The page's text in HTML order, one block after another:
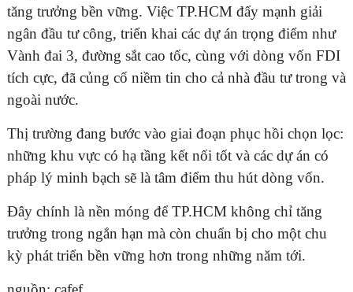
tăng trưởng bền vững. Việc TP.HCM đẩy mạnh giải
ngân đầu tư công, triển khai các dự án trọng điểm như
Vành đai 3, đường sắt cao tốc, cùng với dòng vốn FDI
tích cực, đã củng cố niềm tin cho cả nhà đầu tư trong và
ngoài nước.
Thị trường đang bước vào giai đoạn phục hồi chọn lọc:
những khu vực có hạ tầng kết nối tốt và các dự án có
pháp lý minh bạch sẽ là tâm điểm thu hút dòng vốn.
Đây chính là nền móng để TP.HCM không chỉ tăng
trưởng trong ngắn hạn mà còn chuẩn bị cho một chu
kỳ phát triển bền vững hơn trong những năm tới.